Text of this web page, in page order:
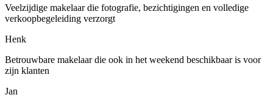
Veelzijdige makelaar die fotografie, bezichtigingen en volledige
verkoopbegeleiding verzorgt
Henk
Betrouwbare makelaar die ook in het weekend beschikbaar is voor
zijn klanten
Jan